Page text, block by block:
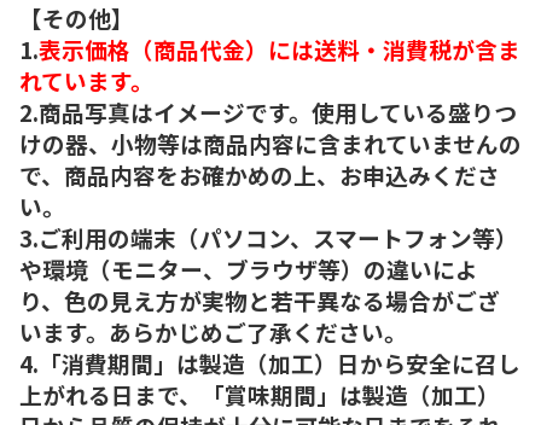
【その他】
1.表示価格（商品代金）には送料・消費税が含ま
れています。
2.商品写真はイメージです。使用している盛りつ
けの器、小物等は商品内容に含まれていませんの
で、商品内容をお確かめの上、お申込みくださ
い。
3.ご利用の端末（パソコン、スマートフォン等）
や環境（モニター、ブラウザ等）の違いによ
り、色の見え方が実物と若干異なる場合がござ
います。あらかじめご了承ください。
4.「消費期間」は製造（加工）日から安全に召し
上がれる日まで、「賞味期間」は製造（加工）